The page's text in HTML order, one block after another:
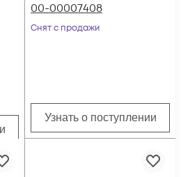
00-00007408
Снят с продажи
Узнать о поступлении